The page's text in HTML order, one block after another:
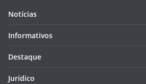
Notícias
Informativos
Destaque
Jurídico